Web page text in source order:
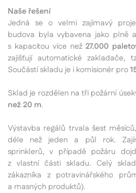
Naše řešení
Jedná se o velmi zajímavý
budova byla vybavena jako plně
s kapacitou více než 27.000
zajišťují automatické zakladače,
Součástí skladu je i komisionér pro
Sklad je rozdělen na tři požární
než 20 m.
Výstavba regálů trvala šest
déle než jeden a půl rok.
sprinklerů, v případě požáru
z vlastní části skladu. Celý
zákazníka z potravinářského
a masných produktů).